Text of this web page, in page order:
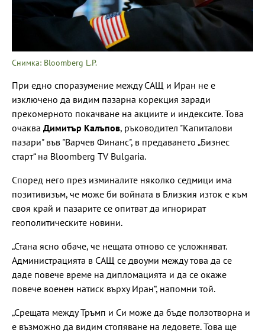
Снимка: Bloomberg L.P.
При едно споразумение между САЩ и Иран не е
изключено да видим пазарна корекция заради
прекомерното покачване на акциите и индексите. Това
очаква Димитър Калъпов, ръководител "Капиталови
пазари" във "Варчев Финанс", в предаването „Бизнес
старт“ на Bloomberg TV Bulgaria.
Според него през изминалите няколко седмици има
позитивизъм, че може би войната в Близкия изток е към
своя край и пазарите се опитват да игнорират
геополитическите новини.
„Стана ясно обаче, че нещата отново се усложняват.
Администрацията в САЩ се двоуми между това да се
даде повече време на дипломацията и да се окаже
повече военен натиск върху Иран“, напомни той.
„Срещата между Тръмп и Си може да бъде ползотворна и
е възможно да видим стопяване на ледовете. Това ще